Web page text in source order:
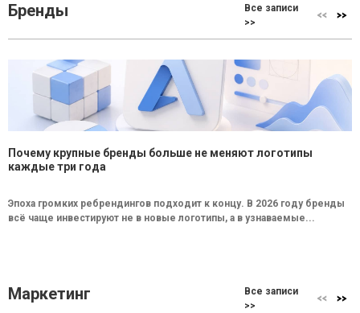
Бренды
Все записи
>>
Почему крупные бренды больше не меняют логотипы
каждые три года
Эпоха громких ребрендингов подходит к концу. В 2026 году бренды
всё чаще инвестируют не в новые логотипы, а в узнаваемые...
Маркетинг
Все записи
>>